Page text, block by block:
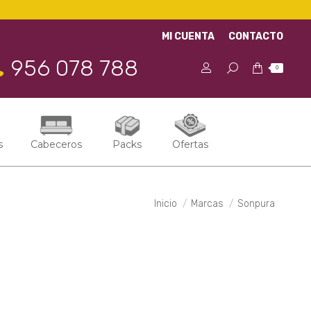
MI CUENTA CONTACTO
956 078 788 0
Cabeceros Packs Ofertas
Estás aquí:
Inicio Marcas Sonpura